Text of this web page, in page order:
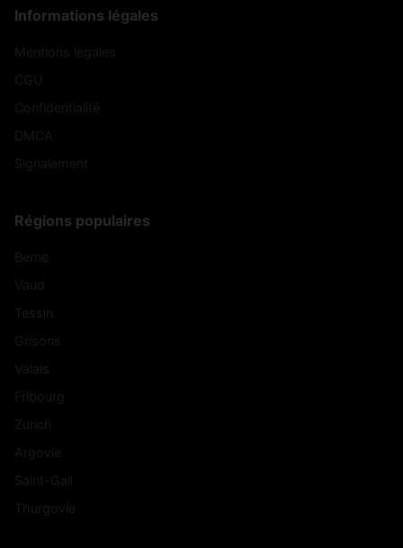
Informations légales
Régions populaires